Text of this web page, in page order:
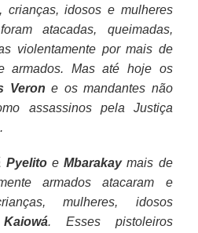
crianças, idosos e mulheres
atacadas, queimadas,
violentamente por mais de
armados. Mas até hoje os
Veron e os mandantes não
assassinos pela Justiça
PyelitoeMbarakaymais de
armados atacaram e
mulheres, idosos
. Esses pistoleiros